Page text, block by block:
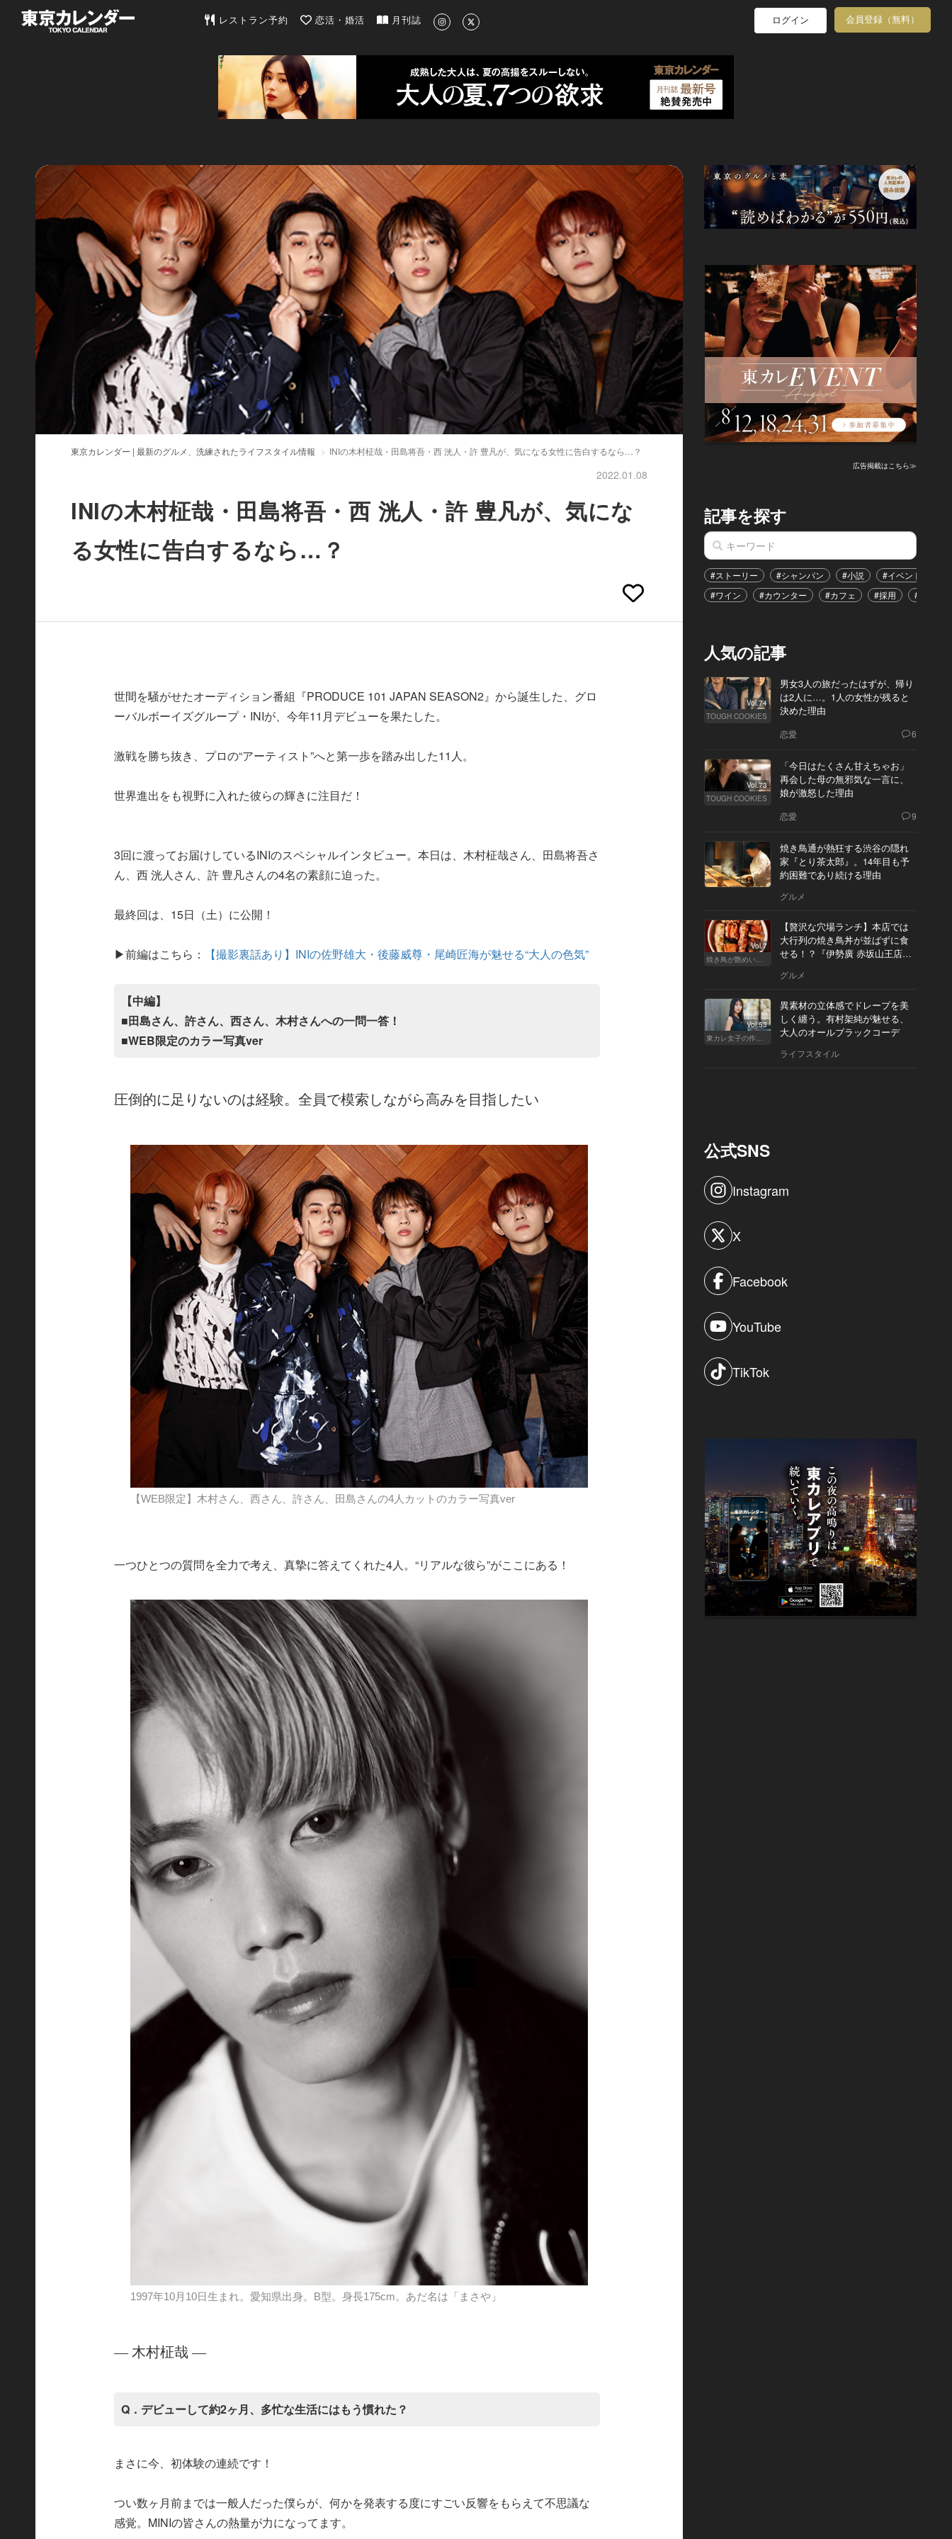
東京カレンダー | 最新のグルメ、洗練されたライフスタイル情報
レストラン予約 恋活・婚活 月刊誌 ログイン 会員登録（無料）
東京カレンダー | 最新のグルメ、洗練されたライフスタイル情報 INIの木村柾哉・田島将吾・西 洸人・許 豊凡が、気になる女性に告白するなら…？
2022.01.08
INIの木村柾哉・田島将吾・西 洸人・許 豊凡が、気にな
る女性に告白するなら…？
世間を騒がせたオーディション番組『PRODUCE 101 JAPAN SEASON2』から誕生した、グロ
ーバルボーイズグループ・INIが、今年11月デビューを果たした。
激戦を勝ち抜き、プロの“アーティスト”へと第一歩を踏み出した11人。
世界進出をも視野に入れた彼らの輝きに注目だ！
3回に渡ってお届けしているINIのスペシャルインタビュー。本日は、木村柾哉さん、田島将吾さ
ん、西 洸人さん、許 豊凡さんの4名の素顔に迫った。
最終回は、15日（土）に公開！
▶前編はこちら： 【撮影裏話あり】INIの佐野雄大・後藤威尊・尾崎匠海が魅せる“大人の色気”
【中編】
■田島さん、許さん、西さん、木村さんへの一問一答！
■WEB限定のカラー写真ver
圧倒的に足りないのは経験。全員で模索しながら高みを目指したい
【WEB限定】木村さん、西さん、許さん、田島さんの4人カットのカラー写真ver
一つひとつの質問を全力で考え、真摯に答えてくれた4人。“リアルな彼ら”がここにある！
1997年10月10日生まれ。愛知県出身。B型。身長175cm。あだ名は「まさや」
― 木村柾哉 ―
Q．デビューして約2ヶ月、多忙な生活にはもう慣れた？
まさに今、初体験の連続です！
つい数ヶ月前までは一般人だった僕らが、何かを発表する度にすごい反響をもらえて不思議な
感覚。MINIの皆さんの熱量が力になってます。
広告掲載はこちら≫
記事を探す
#ストーリー #シャンパン #小説 #イベント
#ワイン
#カウンター #カフェ #採用 #恋愛
人気の記事
Vol.74
TOUGH COOKIES
男女3人の旅だったはずが、帰り
は2人に…。1人の女性が残ると
決めた理由
恋愛 6
Vol.73
TOUGH COOKIES
「今日はたくさん甘えちゃお」
再会した母の無邪気な一言に、
娘が激怒した理由
恋愛 9
焼き鳥通が熱狂する渋谷の隠れ
家『とり茶太郎』。14年目も予
約困難であり続ける理由
グルメ
Vol.7
焼き鳥が艶めいてきた
【贅沢な穴場ランチ】本店では
大行列の焼き鳥丼が並ばずに食
せる！？『伊勢廣 赤坂山王店』
グルメ
Vol.53
東カレ女子の作り方
異素材の立体感でドレープを美
しく纏う。有村架純が魅せる、
大人のオールブラックコーデ
ライフスタイル
公式SNS
Instagram
X
Facebook
YouTube
TikTok